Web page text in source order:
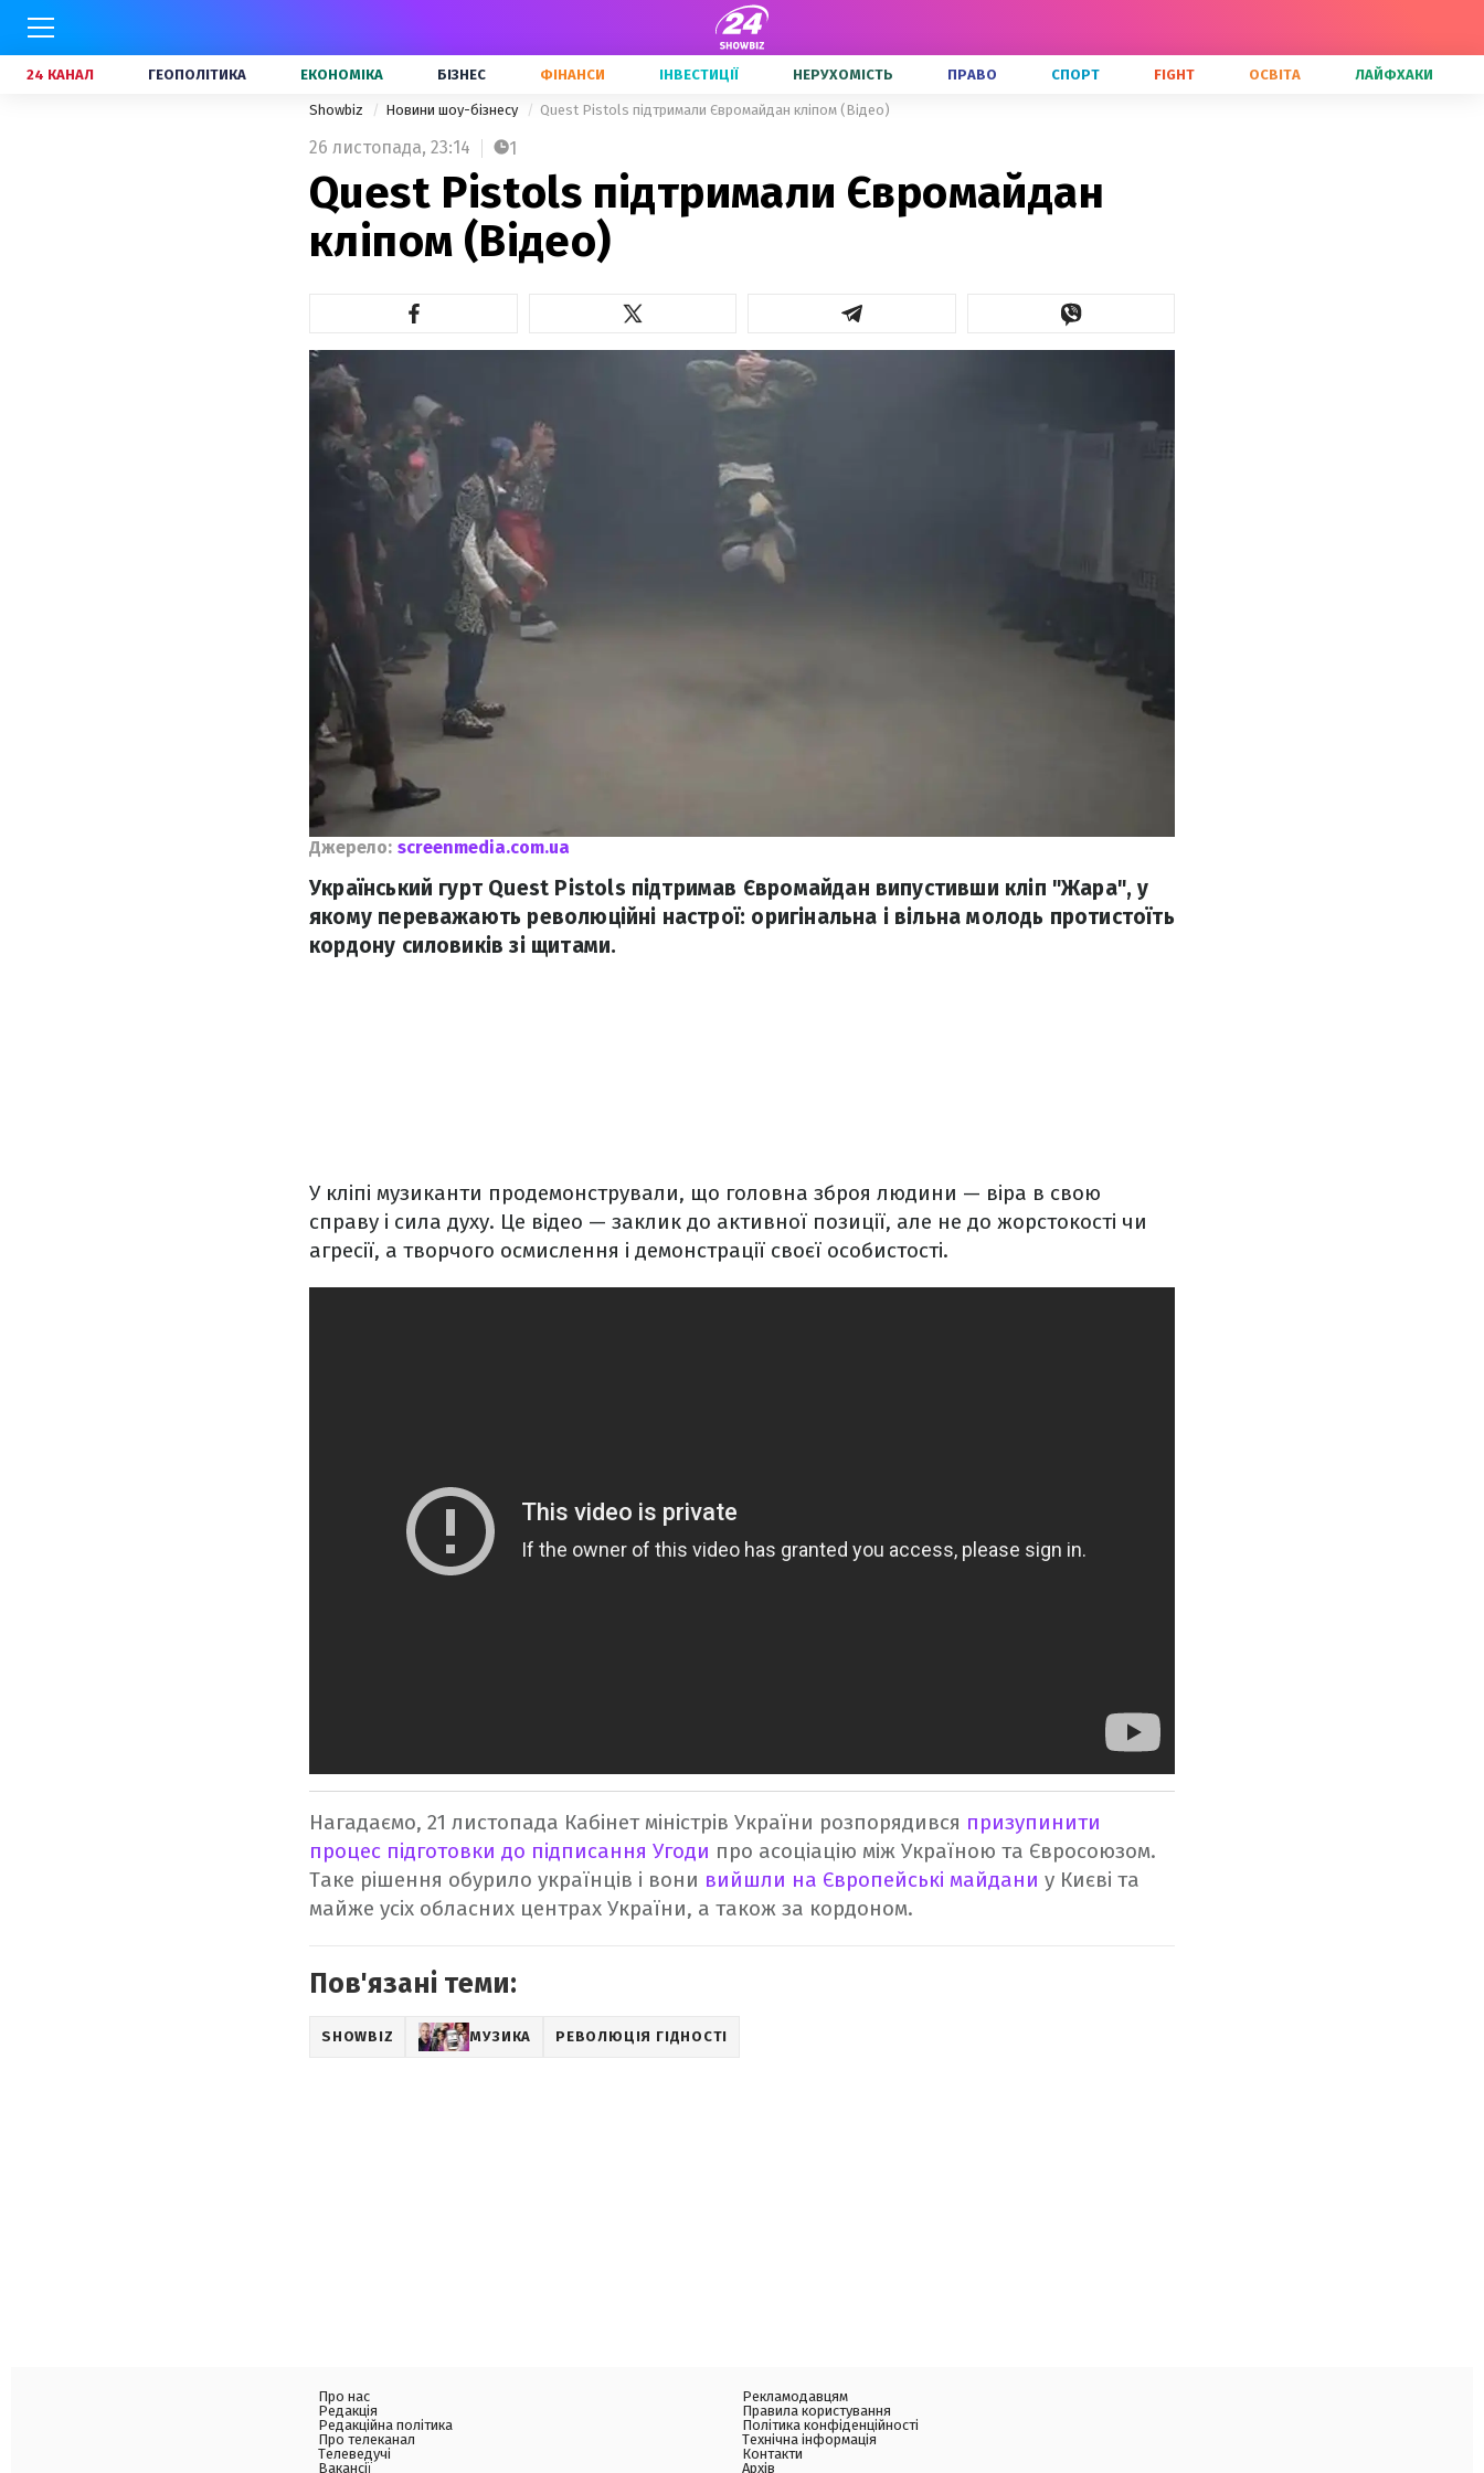
24 КАНАЛ ГЕОПОЛІТИКА ЕКОНОМІКА БІЗНЕС ФІНАНСИ ІНВЕСТИЦІЇ НЕРУХОМІСТЬ ПРАВО СПОРТ FIGHT ОСВІТА ЛАЙФХАКИ
Showbiz Новини шоу-бізнесу Quest Pistols підтримали Євромайдан кліпом (Відео)
26 листопада, 23:14 1
Quest Pistols підтримали Євромайдан
кліпом (Відео)
Джерело: screenmedia.com.ua
Український гурт Quest Pistols підтримав Євромайдан випустивши кліп "Жара", у
якому переважають революційні настрої: оригінальна і вільна молодь протистоїть
кордону силовиків зі щитами.
У кліпі музиканти продемонстрували, що головна зброя людини — віра в свою
справу і сила духу. Це відео — заклик до активної позиції, але не до жорстокості чи
агресії, а творчого осмислення і демонстрації своєї особистості.
Нагадаємо, 21 листопада Кабінет міністрів України розпорядився призупинити
процес підготовки до підписання Угоди про асоціацію між Україною та Євросоюзом.
Таке рішення обурило українців і вони вийшли на Європейські майдани у Києві та
майже усіх обласних центрах України, а також за кордоном.
Пов'язані теми:
SHOWBIZ МУЗИКА РЕВОЛЮЦІЯ ГІДНОСТІ
Про нас
Редакція
Редакційна політика
Про телеканал
Телеведучі
Вакансії
Рекламодавцям
Правила користування
Політика конфіденційності
Технічна інформація
Контакти
Архів